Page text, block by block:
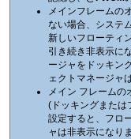
メインフレームの
ない場合、システ
新しいフローティ
引き続き非表示に
ージャをドッキン
ェクトマネージャ
メイン フレームの
(ドッキングまたは
設定すると、フロ
ャは非表示になりま